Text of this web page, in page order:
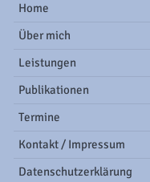
Home
Über mich
Leistungen
Publikationen
Termine
Kontakt / Impressum
Datenschutzerklärung